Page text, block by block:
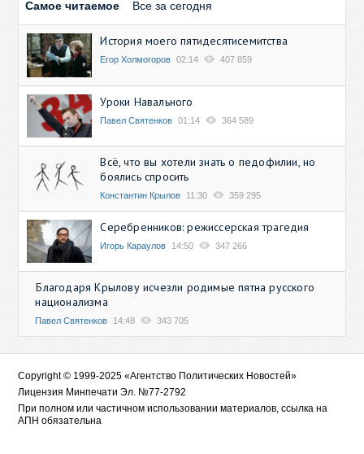
Самое читаемое Все за сегодня
История моего пятидесятисемитства
Егор Холмогоров 02:14 407 859
Уроки Навального
Павел Святенков 01:14 364 589
Всё, что вы хотели знать о педофилии, но
боялись спросить
Константин Крылов 11:30 359 295
Серебренников: режиссерская трагедия
Игорь Караулов 14:50 347 266
Благодаря Крылову исчезли родимые пятна русского
национализма
Павел Святенков 14:48 343 705
Copyright © 1999-2025 «Агентство Политических Новостей»
Лицензия Минпечати Эл. №77-2792
При полном или частичном использовании материалов, ссылка на
АПН обязательна